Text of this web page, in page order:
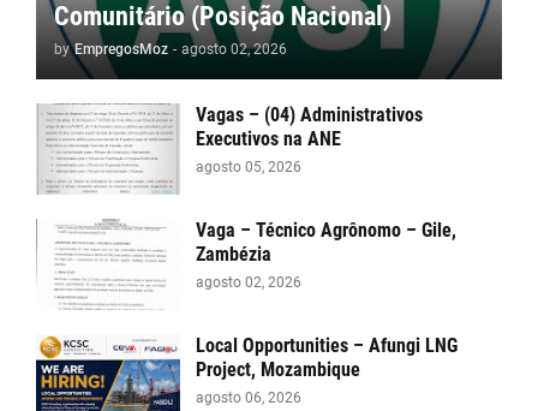
Comunitário (Posição Nacional)
by EmpregosMoz - agosto 02, 2026
Vagas – (04) Administrativos
Executivos na ANE
agosto 05, 2026
Vaga – Técnico Agrônomo – Gile,
Zambézia
agosto 02, 2026
Local Opportunities – Afungi LNG
Project, Mozambique
agosto 06, 2026